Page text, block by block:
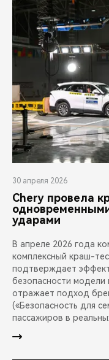
30 апреля 2026
Chery провела
ударами
В апреле 2026 года
комплексный краш-
подтверждает
безопасности модели
отражает подход
(«Безопасность для
пассажиров в